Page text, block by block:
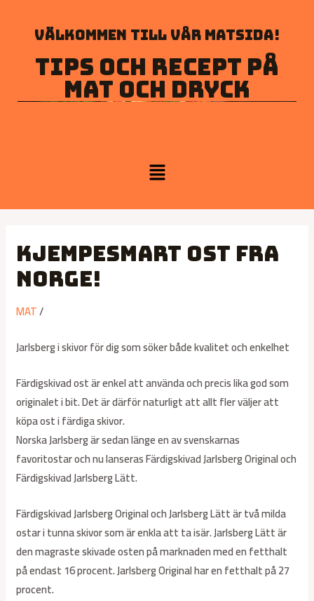
Välkommen till vår matsida!
Tips och recept på
mat och dryck
Kjempesmart ost fra
Norge!
MAT/
Jarlsberg i skivor för dig som söker både kvalitet och enkelhet
Färdigskivad ost är enkel att använda och precis lika god som
originalet i bit. Det är därför naturligt att allt fler väljer att
köpa ost i färdiga skivor.
Norska Jarlsberg är sedan länge en av svenskarnas
favoritostar och nu lanseras Färdigskivad Jarlsberg Original och
Färdigskivad Jarlsberg Lätt.
Färdigskivad Jarlsberg Original och Jarlsberg Lätt är två milda
ostar i tunna skivor som är enkla att ta isär. Jarlsberg Lätt är
den magraste skivade osten på marknaden med en fetthalt
på endast 16 procent. Jarlsberg Original har en fetthalt på 27
procent.